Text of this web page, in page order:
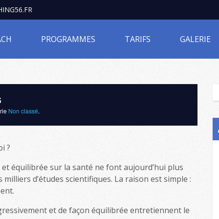
PROGRAMMES TARIFS GALERIE
Non classé.
?
équilibrée sur la santé ne font aujourd’hui plus
d’études scientifiques. La raison est simple :
et de façon équilibrée entretiennent le